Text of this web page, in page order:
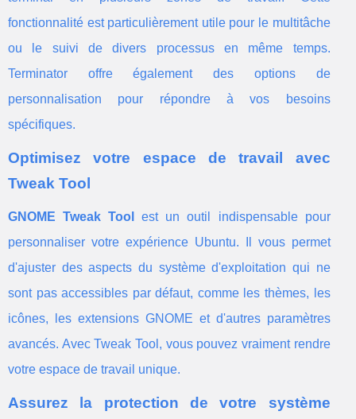
fonctionnalité est particulièrement utile pour le multitâche
ou le suivi de divers processus en même temps.
Terminator offre également des options de
personnalisation pour répondre à vos besoins
spécifiques.
Optimisez votre espace de travail avec
Tweak Tool
GNOME Tweak Tool
est un outil indispensable pour
personnaliser votre expérience Ubuntu. Il vous permet
d'ajuster des aspects du système d'exploitation qui ne
sont pas accessibles par défaut, comme les thèmes, les
icônes, les extensions GNOME et d'autres paramètres
avancés. Avec Tweak Tool, vous pouvez vraiment rendre
votre espace de travail unique.
Assurez la protection de votre système